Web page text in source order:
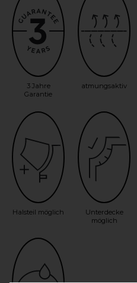
3 Jahre
Garantie
atmungsaktiv
Halsteil möglich
Unterdecke
möglich